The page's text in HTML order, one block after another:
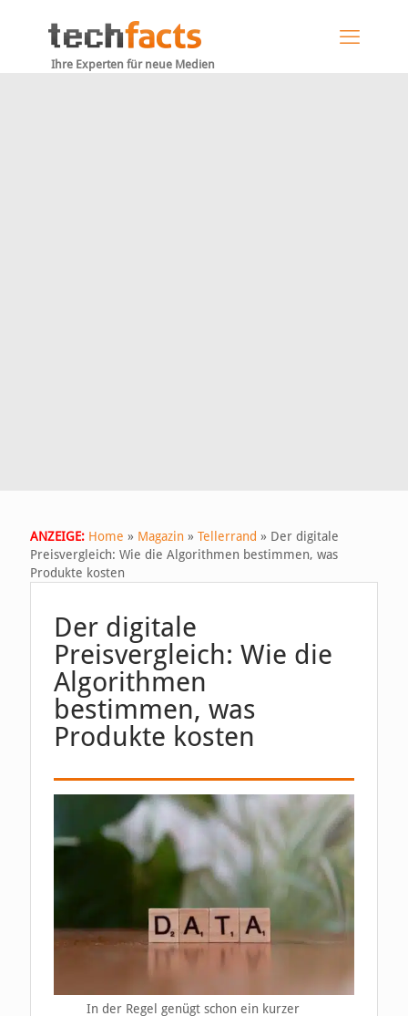
Ihre Experten für neue Medien
ANZEIGE: Home » Magazin » Tellerrand » Der digitale
Preisvergleich: Wie die Algorithmen bestimmen, was
Produkte kosten
Der digitale
Preisvergleich: Wie die
Algorithmen
bestimmen, was
Produkte kosten
In der Regel genügt schon ein kurzer